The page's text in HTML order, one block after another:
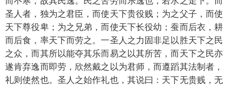
圣人者，独为之君臣，而使天下贵役贱；为之父子，而使
天下尊役卑；为之兄弟，而使天下长役幼；蚕而后衣，耕
而后食，率天下而劳之。一圣人之力固非足以胜天下之民
之众，而其所以能夺其乐而易之以其所苦，而天下之民亦
遂肯弃逸而即劳，欣然戴之以为君师，而遵蹈其法制者，
礼则使然也。圣人之始作礼也，其说曰：天下无贵贱，无